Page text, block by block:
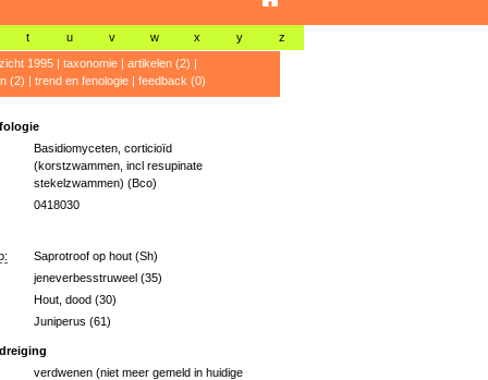
t u v w x y z
1995| taxonomie| artikelen (2) |
(2) | trend en fenologie| feedback (0)
Basidiomyceten, corticioïd
(korstzwammen, incl resupinate
stekelzwammen) (Bco)
0418030
Saprotroof op hout (Sh)
jeneverbesstruweel (35)
Hout, dood (30)
Juniperus (61)
verdwenen (niet meer gemeld in huidige